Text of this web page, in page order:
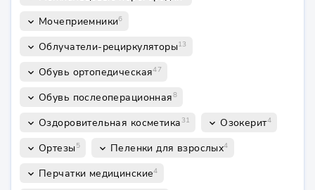
keyboard_arrow_down Мочеприемники6
keyboard_arrow_down Облучатели-рециркуляторы13
keyboard_arrow_down Обувь ортопедическая47
keyboard_arrow_down Обувь послеоперационная8
keyboard_arrow_down Оздоровительная косметика 31 keyboard_arrow_down Озокерит4
keyboard_arrow_down Ортезы 5 keyboard_arrow_down Пеленки для взрослых4
keyboard_arrow_down Перчатки медицинские4